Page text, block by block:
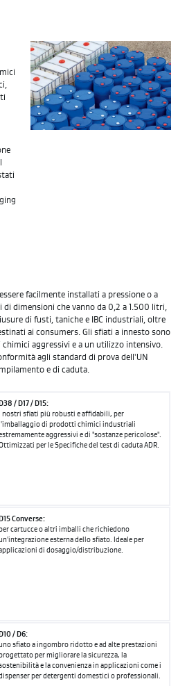
facilmente installati a pressione o a
dimensioni che vanno da 0,2 a 1.500 litri,
di fusti, taniche e IBC industriali, oltre
ai consumers. Gli sfiati a innesto sono
aggressivi e a un utilizzo intensivo.
agli standard di prova dell'UN
e di caduta.
D38 / D17 / D15:
nostri sfiati più robusti e affidabili, per
l'imballaggio di prodotti chimici industriali
aggressivi e di "sostanze pericolose".
per le Specifiche del test di caduta ADR.
D15 Converse:
cartucce o altri imballi che richiedono
esterna dello sfiato. Ideale per
di dosaggio/distribuzione.
D10 / D6:
sfiato a ingombro ridotto e ad alte prestazioni
per migliorare la sicurezza, la
e la convenienza in applicazioni come i
per detergenti domestici o professionali.